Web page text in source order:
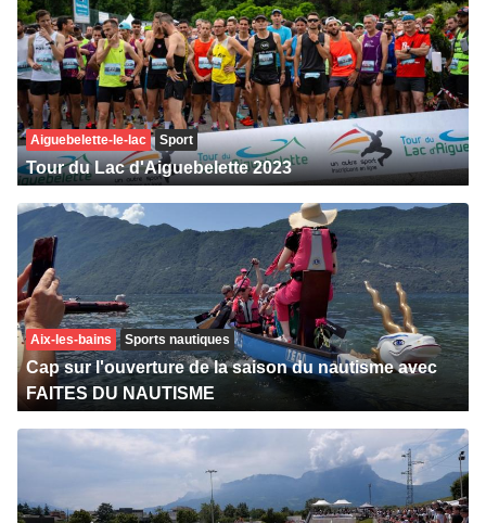
Aiguebelette-le-lac Sport
Tour du Lac d'Aiguebelette 2023
Aix-les-bains Sports nautiques
Cap sur l'ouverture de la saison du nautisme avec
FAITES DU NAUTISME